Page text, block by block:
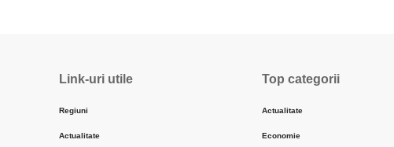
Link-uri utile
Regiuni
Actualitate
Top categorii
Actualitate
Economie